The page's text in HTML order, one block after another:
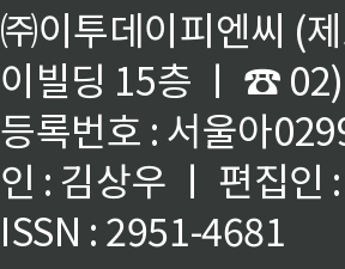
㈜이투데이피엔씨 (
이빌딩 15층 ㅣ ☎
등록번호 : 서울아
인 : 김상우 ㅣ 편집인
ISSN : 2951-4681